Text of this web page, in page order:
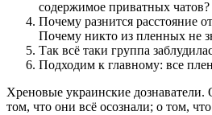
содержимое приватных
Почему разнится расстояние
Почему никто из пленных не
Так всё таки группа
Подходим к главному: все
Хреновые украинские
том, что они всё осознали; о том,